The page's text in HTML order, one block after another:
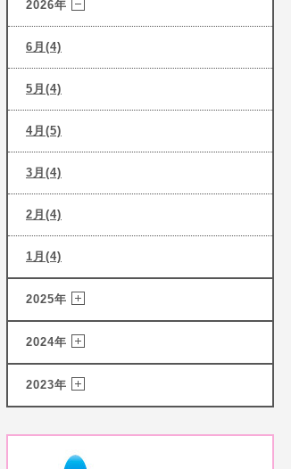
2026年
6月(4)
5月(4)
4月(5)
3月(4)
2月(4)
1月(4)
2025年
2024年
2023年